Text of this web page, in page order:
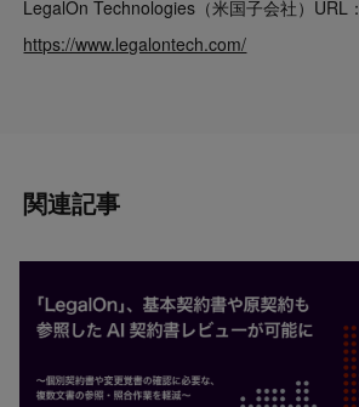
LegalOn Technologies（米国子会社）URL：
https://www.legalontech.com/
関連記事